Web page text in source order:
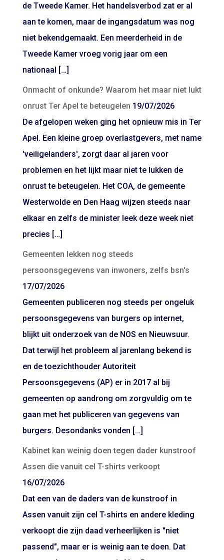
de Tweede Kamer. Het handelsverbod zat er al
aan te komen, maar de ingangsdatum was nog
niet bekendgemaakt. Een meerderheid in de
Tweede Kamer vroeg vorig jaar om een
nationaal […]
Onmacht of onkunde? Waarom het maar niet lukt
onrust Ter Apel te beteugelen 19/07/2026
De afgelopen weken ging het opnieuw mis in Ter
Apel. Een kleine groep overlastgevers, met name
'veiligelanders', zorgt daar al jaren voor
problemen en het lijkt maar niet te lukken de
onrust te beteugelen. Het COA, de gemeente
Westerwolde en Den Haag wijzen steeds naar
elkaar en zelfs de minister leek deze week niet
precies […]
Gemeenten lekken nog steeds
persoonsgegevens van inwoners, zelfs bsn's
17/07/2026
Gemeenten publiceren nog steeds per ongeluk
persoonsgegevens van burgers op internet,
blijkt uit onderzoek van de NOS en Nieuwsuur.
Dat terwijl het probleem al jarenlang bekend is
en de toezichthouder Autoriteit
Persoonsgegevens (AP) er in 2017 al bij
gemeenten op aandrong om zorgvuldig om te
gaan met het publiceren van gegevens van
burgers. Desondanks vonden […]
Kabinet kan weinig doen tegen dader kunstroof
Assen die vanuit cel T-shirts verkoopt
16/07/2026
Dat een van de daders van de kunstroof in
Assen vanuit zijn cel T-shirts en andere kleding
verkoopt die zijn daad verheerlijken is "niet
passend", maar er is weinig aan te doen. Dat